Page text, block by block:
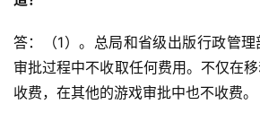
游
戏
答：（1）。总局和省级出版行政管
审批过程中不收取任何费用。不仅在
收费，在其他的游戏审批中也不收费。